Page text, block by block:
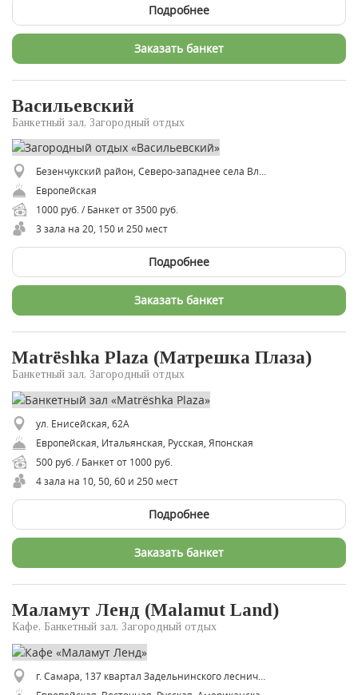
Подробнее
Заказать банкет
Васильевский
Банкетный зал, Загородный отдых
Безенчукский район, Северо-западнее села Владимировка
Европейская
1000 руб. / Банкет от 3500 руб.
3 зала на 20, 150 и 250 мест
Подробнее
Заказать банкет
Matrёshka Plaza (Матрешка Плаза)
Банкетный зал, Загородный отдых
ул. Енисейская, 62А
Европейская, Итальянская, Русская, Японская
500 руб. / Банкет от 1000 руб.
4 зала на 10, 50, 60 и 250 мест
Подробнее
Заказать банкет
Маламут Ленд (Malamut Land)
Кафе, Банкетный зал, Загородный отдых